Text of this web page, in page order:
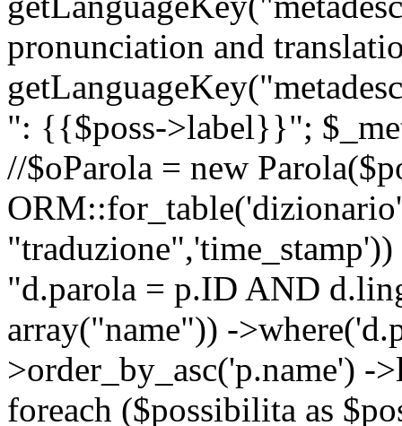
pronunciation and
": {{$poss->label}}";
//$oParola = new
"d.parola = p.ID AND
array("name")) -
>order_by_asc('p.name')
foreach ($possibilita as